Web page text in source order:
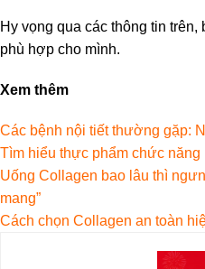
Hy vọng qua các thông tin
phù hợp cho mình.
Xem thêm
Các bệnh nội tiết thường gặp:
Tìm hiểu thực phẩm chức
Uống Collagen bao lâu thì
mang”
Cách chọn Collagen an toàn